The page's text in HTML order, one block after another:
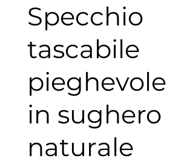
Specchio
tascabile
pieghevole
in sughero
naturale